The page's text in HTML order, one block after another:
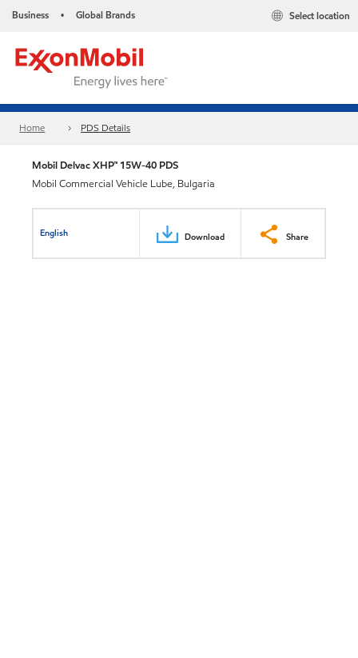
Business • Global Brands Select location
Home PDS Details
Mobil Delvac XHP™ 15W-40 PDS
Mobil Commercial Vehicle Lube, Bulgaria
English Download Share